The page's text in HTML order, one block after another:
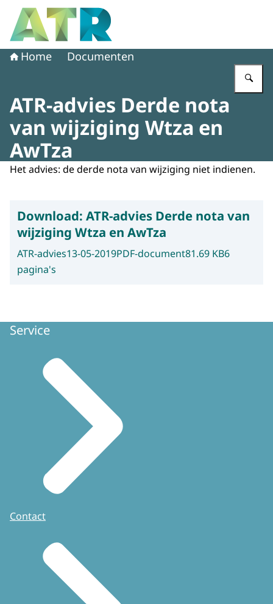
Naar de homepage van Adviescollege toetsing regeldruk
Home Documenten
ATR-advies Derde nota
van wijziging Wtza en
AwTza
Het advies: de derde nota van wijziging niet indienen.
Download: ATR-advies Derde nota van
wijziging Wtza en AwTza
ATR-advies13-05-2019PDF-document81.69 KB6
pagina's
Service
Contact